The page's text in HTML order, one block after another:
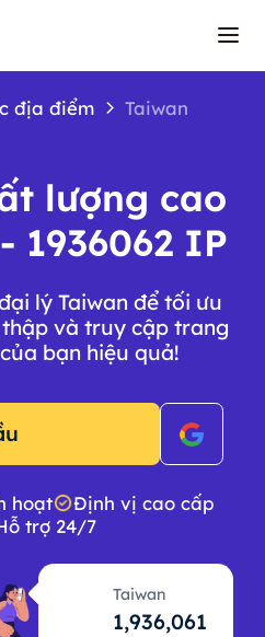
địa điểm Taiwan
lượng cao
1936062 IP
lý Taiwan để tối ưu
và truy cập trang
bạn hiệu quả!
hoạt
Định vị cao cấp
trợ 24/7
Taiwan
1,936,062